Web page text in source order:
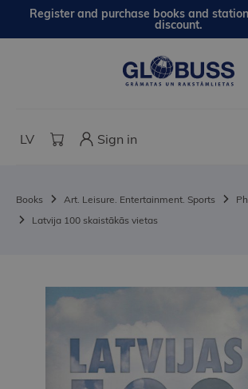
Register and purchase books and
discount.
LV Sign in
Books Art. Leisure. Entertainment. Sports
Latvija 100 skaistākās vietas